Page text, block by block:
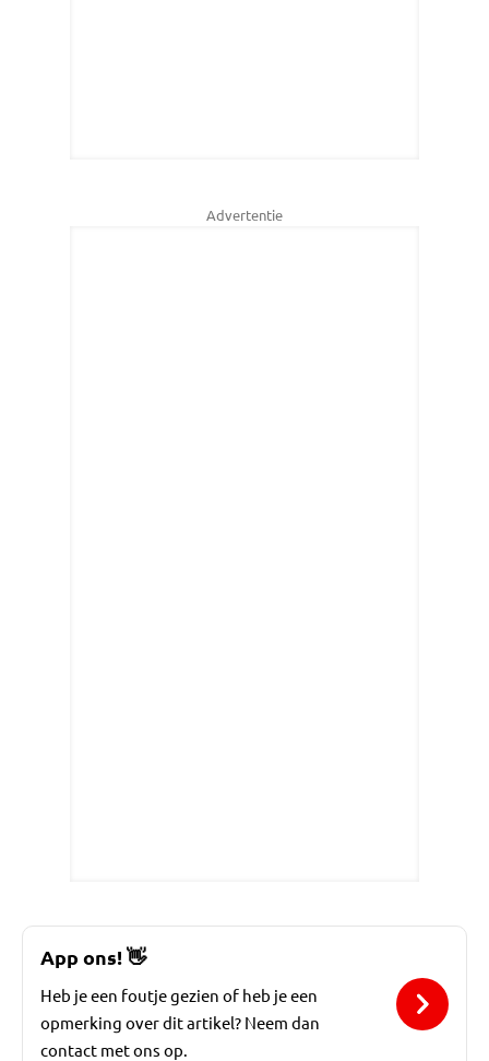
Advertentie
App ons!👋
Heb je een foutje gezien of heb je een
opmerking over dit artikel? Neem dan
contact met ons op.